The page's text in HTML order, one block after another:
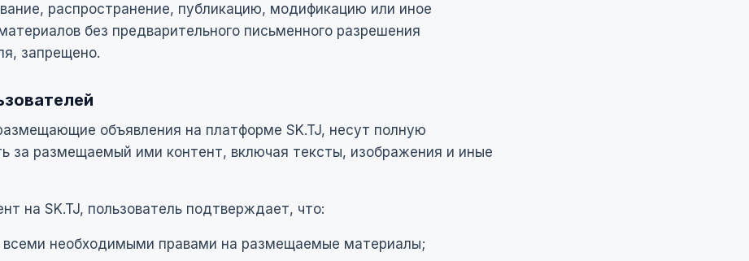
распространение, публикацию, модификацию или иное
без предварительного письменного разрешения
запрещено.
объявления на платформе SK.TJ, несут полную
за размещаемый ими контент, включая тексты, изображения и иные
на SK.TJ, пользователь подтверждает, что:
всеми необходимыми правами на размещаемые материалы;